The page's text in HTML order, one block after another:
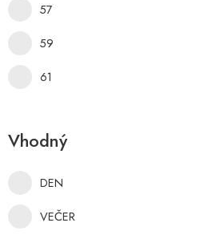
57
59
61
Vhodný
DEN
VEČER